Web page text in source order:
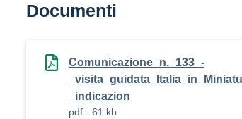
Documenti
Comunicazione_n._133_-
_indicazion
pdf - 61 kb